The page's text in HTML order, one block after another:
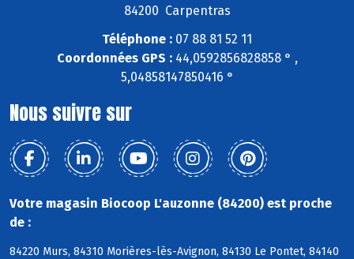
84200 Carpentras
Téléphone : 07 88 81 52 11
Coordonnées GPS :44,0592856828858 ° ,
5,04858147850416 °
Nous suivre sur
Votre magasin Biocoop L'auzonne (84200) est proche
de :
84220 Murs, 84310 Morières-lès-Avignon, 84130 Le Pontet, 84140